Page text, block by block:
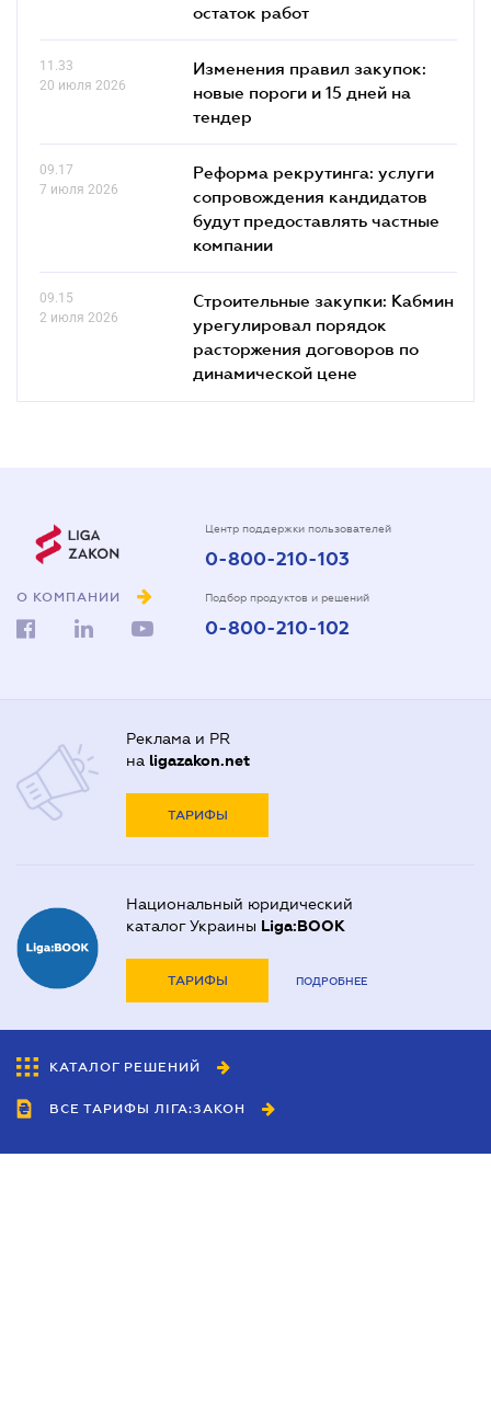
остаток работ
11.33
20 июля 2026
Изменения правил закупок:
новые пороги и 15 дней на
тендер
09.17
7 июля 2026
Реформа рекрутинга: услуги
сопровождения кандидатов
будут предоставлять частные
компании
09.15
2 июля 2026
Строительные закупки: Кабмин
урегулировал порядок
расторжения договоров по
динамической цене
О КОМПАНИИ
Центр поддержки пользователей
0-800-210-103
Подбор продуктов и решений
0-800-210-102
Реклама и PR
на ligazakon.net
ТАРИФЫ
Национальный юридический
каталог Украины Liga:BOOK
ТАРИФЫ ПОДРОБНЕЕ
КАТАЛОГ РЕШЕНИЙ
ВСЕ ТАРИФЫ ЛІГА:ЗАКОН